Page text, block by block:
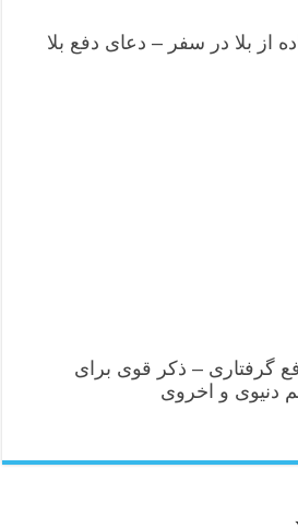
از بلا در سفر – دعای دفع بلا
گرفتاری – ذکر قوی برای
دنیوی و اخروی